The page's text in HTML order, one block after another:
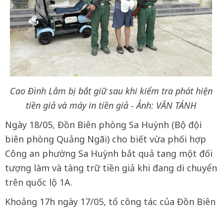
Cao Đình Lâm bị bắt giữ sau khi kiểm tra phát hiện
tiền giả và máy in tiền giả - Ảnh: VĂN TÁNH
Ngày 18/05, Đồn Biên phòng Sa Huỳnh (Bộ đội
biên phòng Quảng Ngãi) cho biết vừa phối hợp
Công an phường Sa Huỳnh bắt quả tang một đối
tượng làm và tàng trữ tiền giả khi đang di chuyển
trên quốc lộ 1A.
Khoảng 17h ngày 17/05, tổ công tác của Đồn Biên